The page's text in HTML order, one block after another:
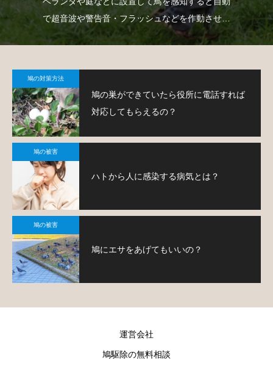
で超音波や警告音・フラッシュなどを作動させて
鳩の侵入を防ぐという装置です。
鳩の対策方法
鳩の巣ができていたら役所に電話すれば
対応してもらえるの？
鳩の被害
ハトから人に感染する病気とは？
鳩の被害
鳩にエサをあげてもいいの？
運営会社
鳩駆除の無料相談